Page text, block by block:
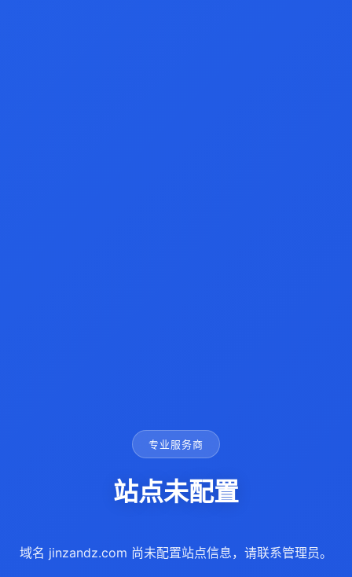
专业服务商
站点未配置
域名 jinzandz.com 尚未配置站点信息，请联系管理员。